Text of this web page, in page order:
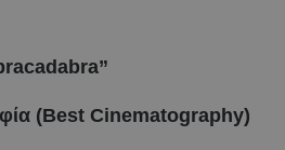
(Best Cinematography)